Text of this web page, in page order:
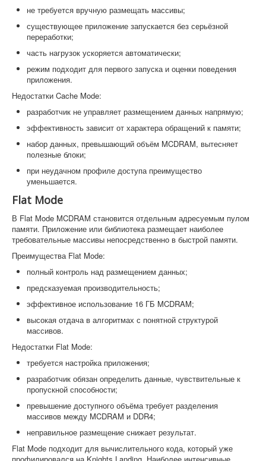
не требуется вручную размещать массивы;
существующее приложение запускается без серьёзной
переработки;
часть нагрузок ускоряется автоматически;
режим подходит для первого запуска и оценки поведения
приложения.
Недостатки Cache Mode:
разработчик не управляет размещением данных напрямую;
эффективность зависит от характера обращений к памяти;
набор данных, превышающий объём MCDRAM, вытесняет
полезные блоки;
при неудачном профиле доступа преимущество
уменьшается.
Flat Mode
В Flat Mode MCDRAM становится отдельным адресуемым пулом
памяти. Приложение или библиотека размещает наиболее
требовательные массивы непосредственно в быстрой памяти.
Преимущества Flat Mode:
полный контроль над размещением данных;
предсказуемая производительность;
эффективное использование 16 ГБ MCDRAM;
высокая отдача в алгоритмах с понятной структурой
массивов.
Недостатки Flat Mode:
требуется настройка приложения;
разработчик обязан определить данные, чувствительные к
пропускной способности;
превышение доступного объёма требует разделения
массивов между MCDRAM и DDR4;
неправильное размещение снижает результат.
Flat Mode подходит для вычислительного кода, который уже
профилировался на Knights Landing. Наиболее интенсивные